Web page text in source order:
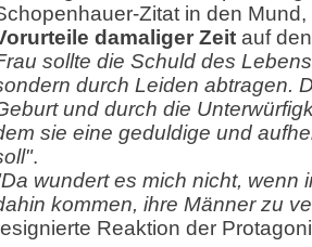
Zitat in den
damaliger Zeit auf
sollte die Schuld des
durch Leiden abtragen.
und durch die
sie eine geduldige und
.
wundert es mich nicht, wenn
kommen, ihre Männer zu
Reaktion der